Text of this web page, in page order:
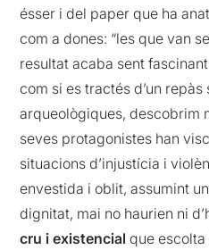
ésser i del paper que ha
com a dones: “les que van
resultat acaba sent
com si es tractés d’un
arqueològiques, descobrim
seves protagonistes han
situacions d’injustícia i
envestida i oblit, assumint
dignitat, mai no haurien ni
cru i existencial que